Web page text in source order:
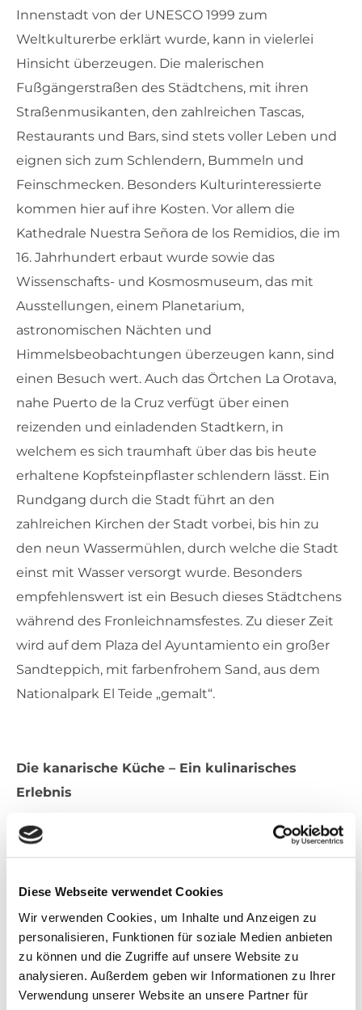
Diese Webseite verwendet Cookies
Wir verwenden Cookies, um Inhalte und Anzeigen zu
personalisieren, Funktionen für soziale Medien anbieten
zu können und die Zugriffe auf unsere Website zu
analysieren. Außerdem geben wir Informationen zu Ihrer
Verwendung unserer Website an unsere Partner für
Innenstadt von der UNESCO 1999 zum
Weltkulturerbe erklärt wurde, kann in vielerlei
Hinsicht überzeugen. Die malerischen
Fußgängerstraßen des Städtchens, mit ihren
Straßenmusikanten, den zahlreichen Tascas,
Restaurants und Bars, sind stets voller Leben und
eignen sich zum Schlendern, Bummeln und
Feinschmecken. Besonders Kulturinteressierte
kommen hier auf ihre Kosten. Vor allem die
Kathedrale Nuestra Señora de los Remidios, die im
16. Jahrhundert erbaut wurde sowie das
Wissenschafts- und Kosmosmuseum, das mit
Ausstellungen, einem Planetarium,
astronomischen Nächten und
Himmelsbeobachtungen überzeugen kann, sind
einen Besuch wert. Auch das Örtchen La Orotava,
nahe Puerto de la Cruz verfügt über einen
reizenden und einladenden Stadtkern, in
welchem es sich traumhaft über das bis heute
erhaltene Kopfsteinpflaster schlendern lässt. Ein
Rundgang durch die Stadt führt an den
zahlreichen Kirchen der Stadt vorbei, bis hin zu
den neun Wassermühlen, durch welche die Stadt
einst mit Wasser versorgt wurde. Besonders
empfehlenswert ist ein Besuch dieses Städtchens
während des Fronleichnamsfestes. Zu dieser Zeit
wird auf dem Plaza del Ayuntamiento ein großer
Sandteppich, mit farbenfrohem Sand, aus dem
Nationalpark El Teide „gemalt“.
Die kanarische Küche – Ein kulinarisches
Erlebnis
Genauso kontrastreich wie die Insel selbst,
präsentieren sich auch ihre Speisen. Aufgrund
Teneriffas, hat sich eine ganz besondere
kanarische Küche entwickelt. Das traditionelle
Gofio aus Getreide gehört noch heute bei allen
kanarischen Familien zum Essen und Trinken dazu